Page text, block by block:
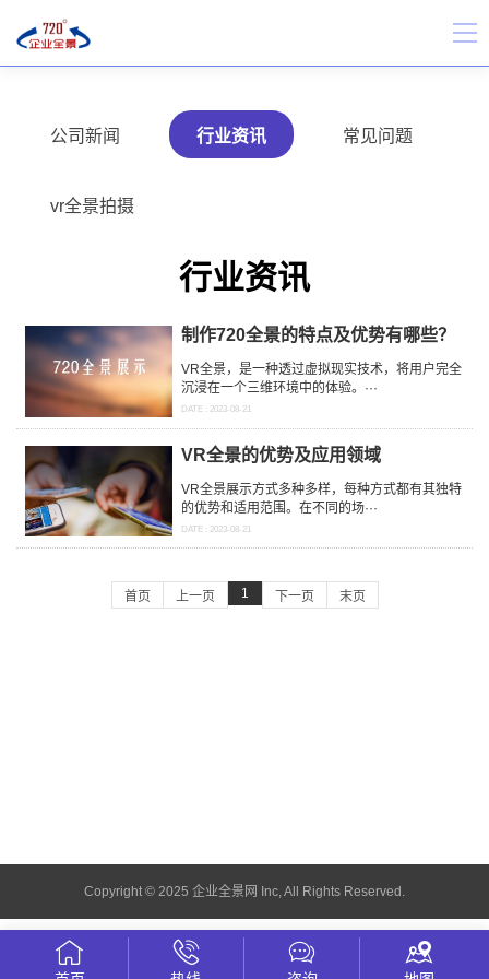
公司新闻 行业资讯 常见问题
vr全景拍摄
行业资讯
制作720全景的特点及优势有哪些？
VR全景，是一种透过虚拟现实技术，将用户完全
沉浸在一个三维环境中的体验。···
DATE : 2023-08-21
VR全景的优势及应用领域
VR全景展示方式多种多样，每种方式都有其独特
的优势和适用范围。在不同的场···
DATE : 2023-08-21
首页 上一页 1 下一页 末页
Copyright © 2025 企业全景网 Inc, All Rights Reserved.